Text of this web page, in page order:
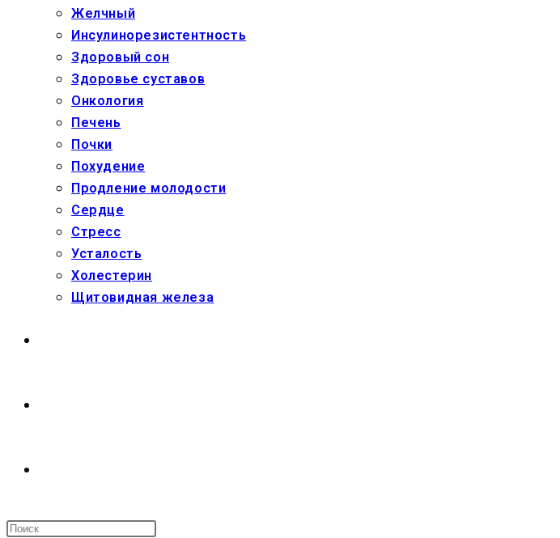
Желчный
Инсулинорезистентность
Здоровый сон
Здоровье суставов
Онкология
Печень
Почки
Похудение
Продление молодости
Сердце
Стресс
Усталость
Холестерин
Щитовидная железа
ПОИСК